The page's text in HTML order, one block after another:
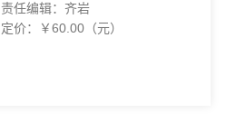
责任编辑：齐岩
定价：￥60.00（元）